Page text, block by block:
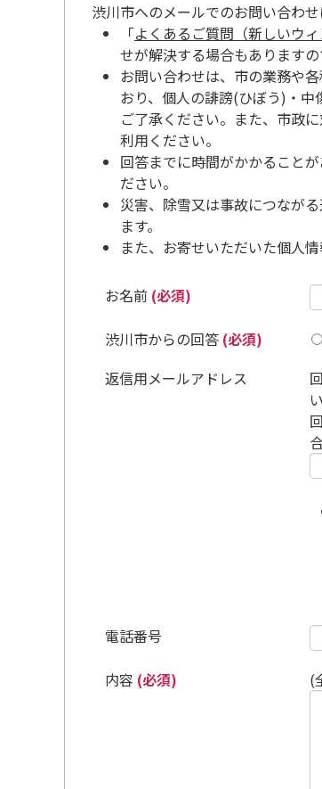
渋川市へのメールでのお問い合わ
「よくあるご質問（新しいウィ
せが解決する場合もありますの
お問い合わせは、市の業務や
おり、個人の誹謗(ひぼう)・
ご了承ください。また、市政
利用ください。
回答までに時間がかかること
ださい。
災害、除雪又は事故につなが
ます。
また、お寄せいただいた個人
お名前 (必須)
渋川市からの回答 (必須)
返信用メールアドレス
電話番号
内容 (必須) (